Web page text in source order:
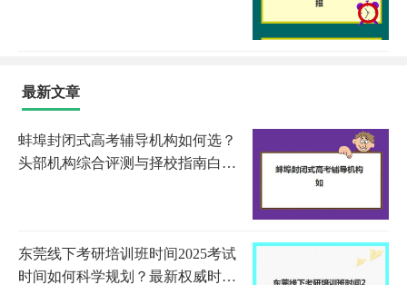
最新文章
蚌埠封闭式高考辅导机构如何选？
头部机构综合评测与择校指南白皮
东莞线下考研培训班时间2025考试
时间如何科学规划？最新权威时间